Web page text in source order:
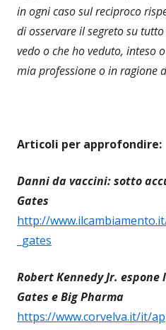
in ogni caso sul reciproco
di osservare il segreto su
vedo o che ho veduto, inteso
mia professione o in ragione
Articoli per approfondire:
Danni da vaccini: sotto
Gates
http://
_gates
Robert Kennedy Jr.
Gates e Big Pharma
https://www.corvelva.it/it/